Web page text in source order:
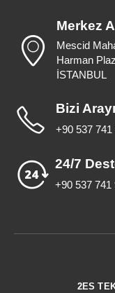
Merkez
Mescid
Harman
İSTANBUL
Bizi
+90 537 741
24/7
+90 537 741
2ES